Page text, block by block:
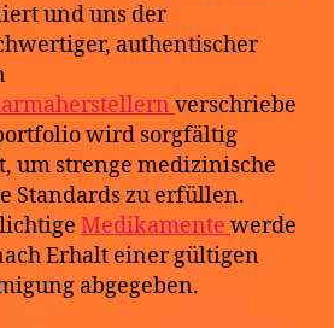
und uns der
authentischer
verschriebe
wird sorgfältig
um strenge medizinische
Standards zu erfüllen.
Medikamente werde
Erhalt einer gültigen
abgegeben.